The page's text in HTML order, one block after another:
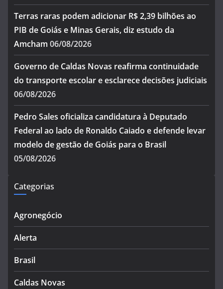
Terras raras podem adicionar R$ 2,39 bilhões ao
PIB de Goiás e Minas Gerais, diz estudo da
Amcham 06/08/2026
Governo de Caldas Novas reafirma continuidade
do transporte escolar e esclarece decisões judiciais
06/08/2026
Pedro Sales oficializa candidatura à Deputado
Federal ao lado de Ronaldo Caiado e defende levar
modelo de gestão de Goiás para o Brasil
05/08/2026
Categorias
Agronegócio
Alerta
Brasil
Caldas Novas